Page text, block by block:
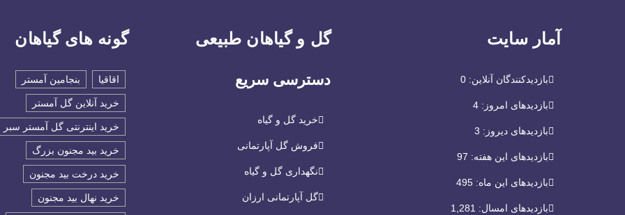
گونه های گیاهان
اقاقیا بنجامین آمستر
خرید آنلاین گل آمستر
خرید اینترنتی گل آمستر سبر
خرید بید مجنون بزرگ
خرید درخت بید مجنون
خرید نهال بید مجنون
گل و گیاهان طبیعی
دسترسی سریع
خرید گل و گیاه
فروش گل آپارتمانی
نگهداری گل و گیاه
گل آپارتمانی ارزان
آمار سایت
بازدیدکنندگان آنلاین: 0
بازدیدهای امروز: 4
بازدیدهای دیروز: 3
بازدیدهای این هفته: 97
بازدیدهای این ماه: 495
بازدیدهای امسال: 1,281